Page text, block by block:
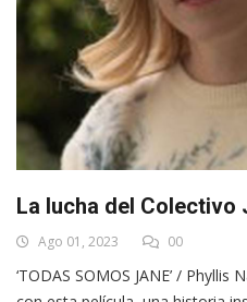
La lucha del Colectivo
Ago 01, 2023 00
‘TODAS SOMOS JANE’ /